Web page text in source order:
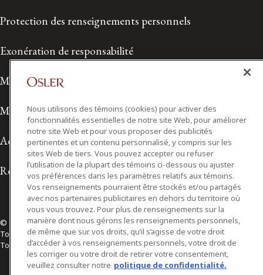
Protection des renseignements personnels
Exonération de responsabilité
Modalités de prestation de services
Modalités d'utilisation
Accessibilité
Relations avec les médias
© 2026 Osler, Hoskin & Harcourt S.E.N.C.R.L./s.r.l.
Tous droits réservés
Toronto | Montréal | Calgary | Vancouver | Ottawa | New York
Nous utilisons des témoins (cookies) pour activer des
fonctionnalités essentielles de notre site Web, pour améliorer
notre site Web et pour vous proposer des publicités
pertinentes et un contenu personnalisé, y compris sur les
sites Web de tiers. Vous pouvez accepter ou refuser
l’utilisation de la plupart des témoins ci-dessous ou ajuster
vos préférences dans les paramètres relatifs aux témoins.
Vos renseignements pourraient être stockés et/ou partagés
avec nos partenaires publicitaires en dehors du territoire où
vous vous trouvez. Pour plus de renseignements sur la
manière dont nous gérons les renseignements personnels,
de même que sur vos droits, qu’il s’agisse de votre droit
d’accéder à vos renseignements personnels, votre droit de
les corriger ou votre droit de retirer votre consentement,
veuillez consulter notre politique de confidentialité.